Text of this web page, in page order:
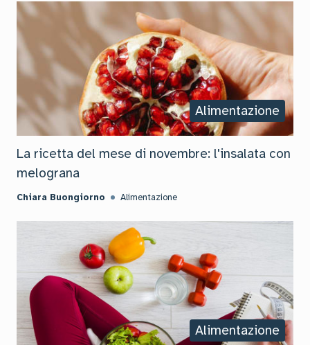
Alimentazione
La ricetta del mese di novembre: l'insalata con
melograna
Chiara Buongiorno Alimentazione
Alimentazione